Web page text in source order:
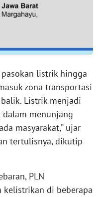
listrik hingga
zona transportasi
Listrik menjadi
menunjang
masyarakat,” ujar
tertulisnya, dikutip
PLN
kelistrikan di beberapa